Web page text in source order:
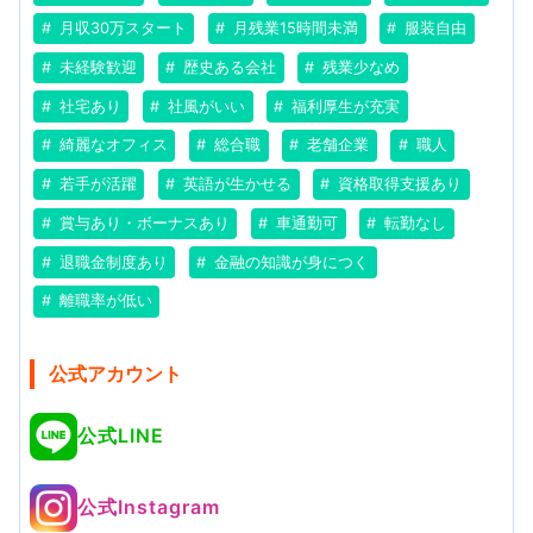
月収30万スタート 月残業15時間未満 服装自由
未経験歓迎 歴史ある会社 残業少なめ
社宅あり 社風がいい 福利厚生が充実
綺麗なオフィス 総合職 老舗企業 職人
若手が活躍 英語が生かせる 資格取得支援あり
賞与あり・ボーナスあり 車通勤可 転勤なし
退職金制度あり 金融の知識が身につく
離職率が低い
公式アカウント
公式LINE
公式Instagram